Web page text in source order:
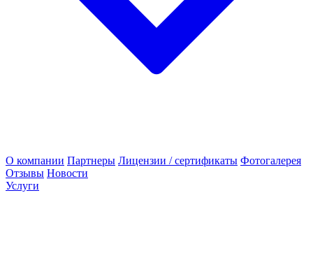
О компании Партнеры Лицензии / сертификаты Фотогалерея
Отзывы Новости
Услуги